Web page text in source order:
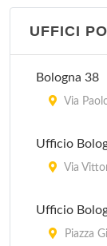
Pro Loco
Pro Loco
Pro Loco
Pro Loco
UFFICI
Bologna 38
Via
Ufficio
Via
Ufficio
Piazza